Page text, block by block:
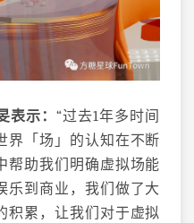
表示：“过去1年多时间
界「场」的认知在不断
帮助我们明确虚拟场能
乐到商业，我们做了大
积累，让我们对于虚拟